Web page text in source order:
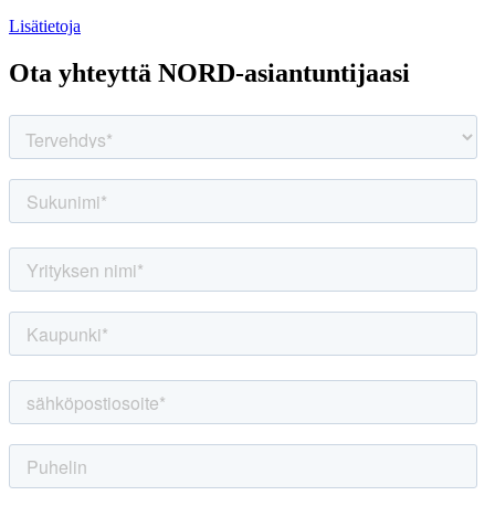
Lisätietoja
Ota yhteyttä NORD-asiantuntijaasi